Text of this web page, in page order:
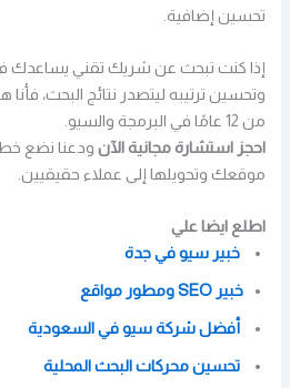
تحسين إضافية.
إذا كنت تبحث عن شريك تقني يساعدك
وتحسين ترتيبه ليتصدر نتائج البحث، فأنا
من 12 عامًا في البرمجة والسيو.
احجز استشارة مجانية الآن ودعنا نضع
موقعك وتحويلها إلى عملاء حقيقيين.
اطلع ايضا علي
خبير سيو في جدة
خبير SEO ومطور مواقع
أفضل شركة سيو في السعودية
تحسين محركات البحث المحلية